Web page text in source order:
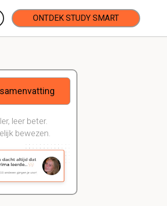
ONTDEK STUDY SMART
leer beter.
bewezen.